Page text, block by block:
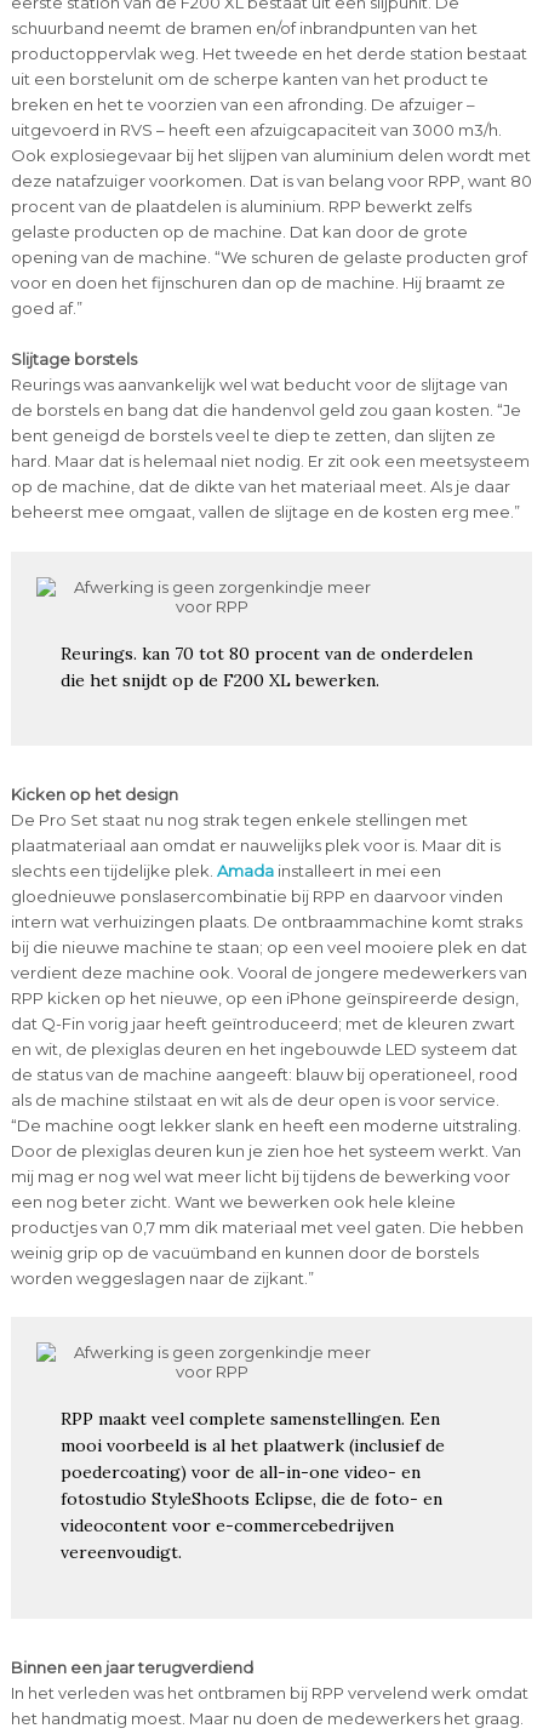
schuurband neemt de bramen en/of inbrandpunten van het
productoppervlak weg. Het tweede en het derde station bestaat
uit een borstelunit om de scherpe kanten van het product te
breken en het te voorzien van een afronding. De afzuiger –
uitgevoerd in RVS – heeft een afzuigcapaciteit van 3000 m3/h.
Ook explosiegevaar bij het slijpen van aluminium delen wordt met
deze natafzuiger voorkomen. Dat is van belang voor RPP, want 80
procent van de plaatdelen is aluminium. RPP bewerkt zelfs
gelaste producten op de machine. Dat kan door de grote
opening van de machine. “We schuren de gelaste producten grof
voor en doen het fijnschuren dan op de machine. Hij braamt ze
goed af.”
Slijtage borstels
Reurings was aanvankelijk wel wat beducht voor de slijtage van
de borstels en bang dat die handenvol geld zou gaan kosten. “Je
bent geneigd de borstels veel te diep te zetten, dan slijten ze
hard. Maar dat is helemaal niet nodig. Er zit ook een meetsysteem
op de machine, dat de dikte van het materiaal meet. Als je daar
beheerst mee omgaat, vallen de slijtage en de kosten erg mee.”
Reurings. kan 70 tot 80 procent van de onderdelen
die het snijdt op de F200 XL bewerken.
Kicken op het design
De Pro Set staat nu nog strak tegen enkele stellingen met
plaatmateriaal aan omdat er nauwelijks plek voor is. Maar dit is
slechts een tijdelijke plek. Amadainstalleert in mei een
gloednieuwe ponslasercombinatie bij RPP en daarvoor vinden
intern wat verhuizingen plaats. De ontbraammachine komt straks
bij die nieuwe machine te staan; op een veel mooiere plek en dat
verdient deze machine ook. Vooral de jongere medewerkers van
RPP kicken op het nieuwe, op een iPhone geïnspireerde design,
dat Q-Fin vorig jaar heeft geïntroduceerd; met de kleuren zwart
en wit, de plexiglas deuren en het ingebouwde LED systeem dat
de status van de machine aangeeft: blauw bij operationeel, rood
als de machine stilstaat en wit als de deur open is voor service.
“De machine oogt lekker slank en heeft een moderne uitstraling.
Door de plexiglas deuren kun je zien hoe het systeem werkt. Van
mij mag er nog wel wat meer licht bij tijdens de bewerking voor
een nog beter zicht. Want we bewerken ook hele kleine
productjes van 0,7 mm dik materiaal met veel gaten. Die hebben
weinig grip op de vacuümband en kunnen door de borstels
worden weggeslagen naar de zijkant.”
RPP maakt veel complete samenstellingen. Een
mooi voorbeeld is al het plaatwerk (inclusief de
poedercoating) voor de all-in-one video- en
fotostudio StyleShoots Eclipse, die de foto- en
videocontent voor e-commercebedrijven
vereenvoudigt.
Binnen een jaar terugverdiend
In het verleden was het ontbramen bij RPP vervelend werk omdat
het handmatig moest. Maar nu doen de medewerkers het graag.